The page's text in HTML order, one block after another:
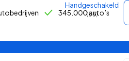
Handgeschakeld
(86)
345.000 auto’s